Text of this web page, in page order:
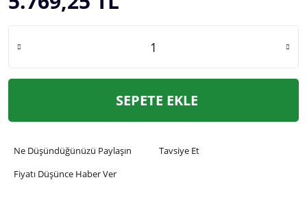
SEPETE EKLE
Ne Düşündüğünüzü Paylaşın
Tavsiye Et
Fiyatı Düşünce Haber Ver